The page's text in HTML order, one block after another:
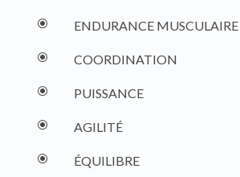
\ ENDURANCE MUSCULAIRE
\ COORDINATION
\ PUISSANCE
\ AGILITÉ
\ ÉQUILIBRE